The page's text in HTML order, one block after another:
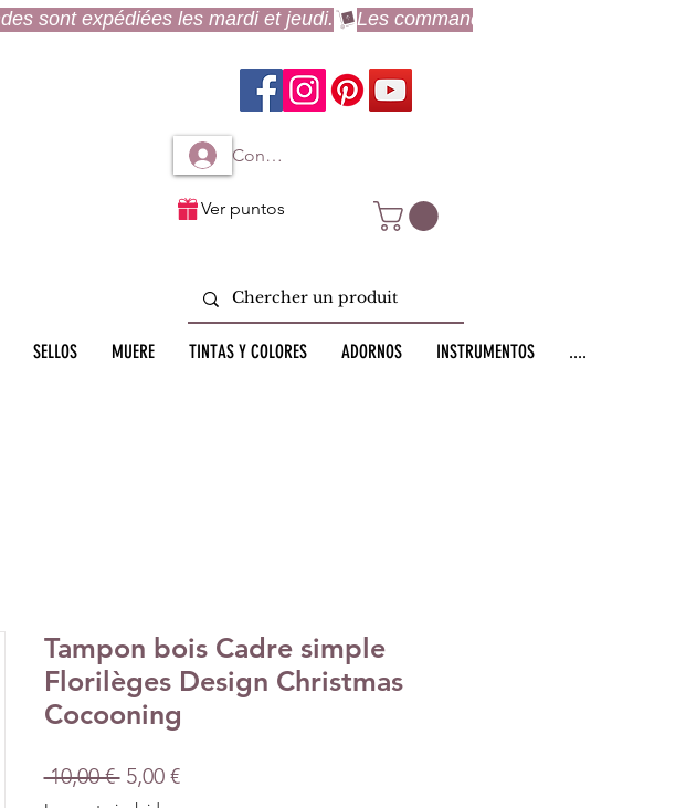
Connexion à mon compte
Ver puntos
SELLOS MUERE TINTAS Y COLORES ADORNOS INSTRUMENTOS ....
Tampon bois Cadre simple
Florilèges Design Christmas
Cocooning
10,00 € Precio
5,00 €Precio